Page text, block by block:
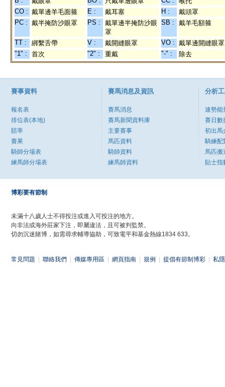
CO : 戴單邊羊毛面箍 E : 戴耳塞 H :
戴頭罩
PC : 戴半掩防沙眼罩 PS :
戴單邊半掩防沙眼
罩
SB : 戴羊毛額箍
TT : 綁繫舌帶 V : 戴開縫眼罩 VO : 戴單邊開縫眼罩
"1" :
首次 "2" : 重戴 "-" : 除去
賽事資料
報名表
排位表(本地)
賠率
賽果
騎師分場表
練馬師分場表
賽馬消息及資訊
賽馬消息
賽馬新聞資料庫
主要賽事
馬匹資料
騎師資料
練馬師資料
分析
速勢能
賽日數
初出馬
騎練配
馬匹搬
貼士指
博彩要有節制
未滿十八歲人士不得投注或進入可投注的地方。
向非法或海外莊家下注，即屬違法，且可被判監禁。
切勿沉迷賭博，如需尋求輔導協助，可致電平和基金熱線1834 633。
常見問題 聯絡我們 傳媒專用區 網頁指南 規例 提倡有節制博彩 私